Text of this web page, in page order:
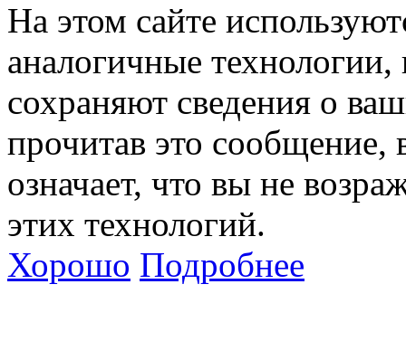
На этом сайте
аналогичные технологии,
сохраняют сведения о
прочитав это сообщение,
означает, что вы не
этих технологий.
Хорошо Подробнее